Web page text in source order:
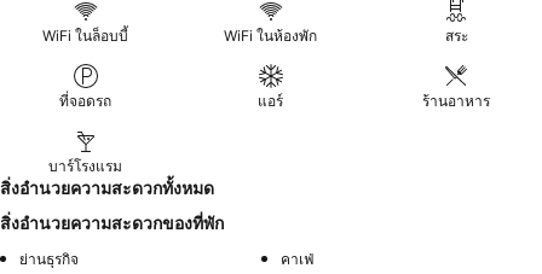
WiFi ในล็อบบี้ WiFi ในห้องพัก สระ
ที่จอดรถ แอร์ ร้านอาหาร
บาร์โรงแรม
สิ่งอำนวยความสะดวกทั้งหมด
สิ่งอำนวยความสะดวกของที่พัก
ย่านธุรกิจ
คาเฟ่